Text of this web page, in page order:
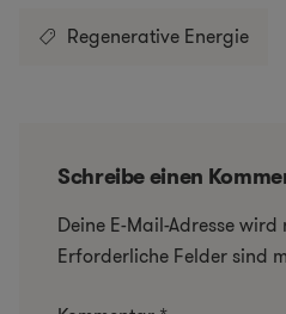
Regenerative Energie
Schreibe einen
Deine E-Mail-Adresse
Erforderliche Felder sind